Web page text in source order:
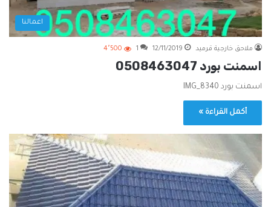
اعمالنا
ملاحق خارجية قرميد 12/11/2019
1 4٬500
اسمنت بورد 0508463047
اسمنت بورد IMG_8340
أكمل القراءة »